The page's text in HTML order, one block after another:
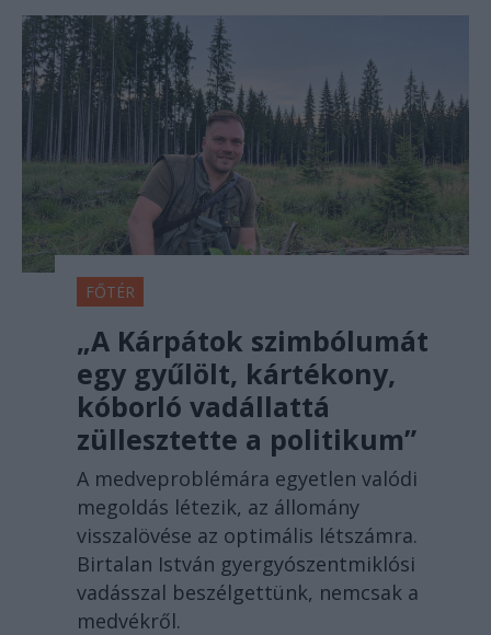
FŐTÉR
„A Kárpátok szimbólumát
egy gyűlölt, kártékony,
kóborló vadállattá
züllesztette a politikum”
A medveproblémára egyetlen valódi
megoldás létezik, az állomány
visszalövése az optimális létszámra.
Birtalan István gyergyószentmiklósi
vadásszal beszélgettünk, nemcsak a
medvékről.